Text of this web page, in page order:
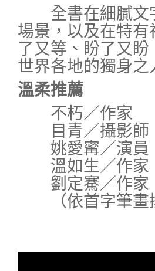
全書在細膩文字
場景，以及在特
了又等、盼了又
世界各地的獨身之
溫柔推薦
不朽／作家
目青／攝影師
姚愛寗／演員
溫如生／作家
劉定騫／作家
（依首字筆畫